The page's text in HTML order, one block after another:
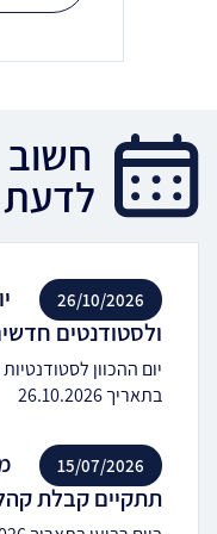
חשוב
לדעת
26/10/2026
ולסטודנטים
יום ההכוון
בתאריך 26.10.2026
15/07/2026
תתקיים קבלת